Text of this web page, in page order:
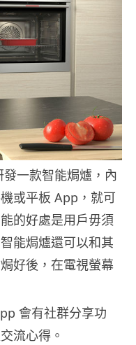
一款智能焗爐，內
或平板 App，就可
的好處是用戶毋須
能焗爐還可以和其
好後，在電視螢幕
會有社群分享功
流心得。